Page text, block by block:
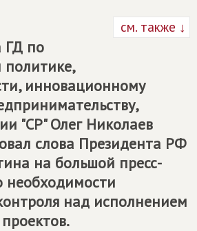
см. также ↓
ГД по
политике,
инновационному
"СР" Олег Николаев
слова Президента РФ
на большой пресс-
над исполнением